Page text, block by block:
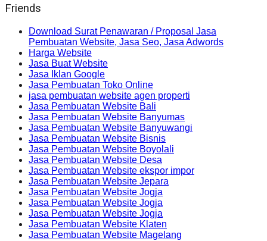
Friends
Download Surat Penawaran / Proposal Jasa
Pembuatan Website, Jasa Seo, Jasa Adwords
Harga Website
Jasa Buat Website
Jasa Iklan Google
Jasa Pembuatan Toko Online
jasa pembuatan website agen properti
Jasa Pembuatan Website Bali
Jasa Pembuatan Website Banyumas
Jasa Pembuatan Website Banyuwangi
Jasa Pembuatan Website Bisnis
Jasa Pembuatan Website Boyolali
Jasa Pembuatan Website Desa
Jasa Pembuatan Website ekspor impor
Jasa Pembuatan Website Jepara
Jasa Pembuatan Website Jogja
Jasa Pembuatan Website Jogja
Jasa Pembuatan Website Jogja
Jasa Pembuatan Website Klaten
Jasa Pembuatan Website Magelang